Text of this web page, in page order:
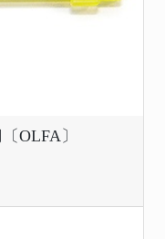
OLFA〕